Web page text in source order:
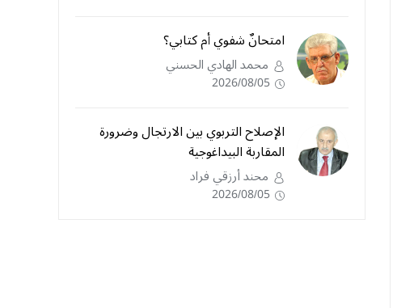
امتحانٌ شفوي أم كتابي؟
محمد الهادي الحسني
2026/08/05
الإصلاح التربوي بين الارتجال وضرورة
المقاربة البيداغوجية
محند أرزقي فراد
2026/08/05